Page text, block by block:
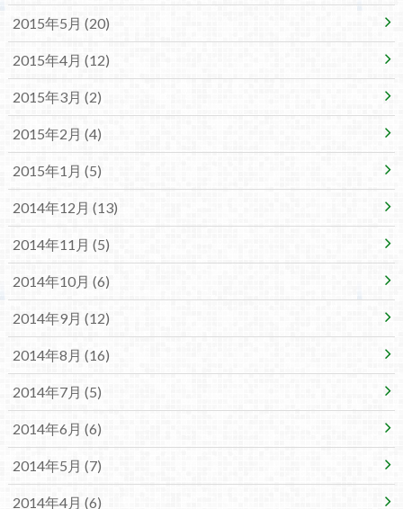
2015年5月 (20)
2015年4月 (12)
2015年3月 (2)
2015年2月 (4)
2015年1月 (5)
2014年12月 (13)
2014年11月 (5)
2014年10月 (6)
2014年9月 (12)
2014年8月 (16)
2014年7月 (5)
2014年6月 (6)
2014年5月 (7)
2014年4月 (6)